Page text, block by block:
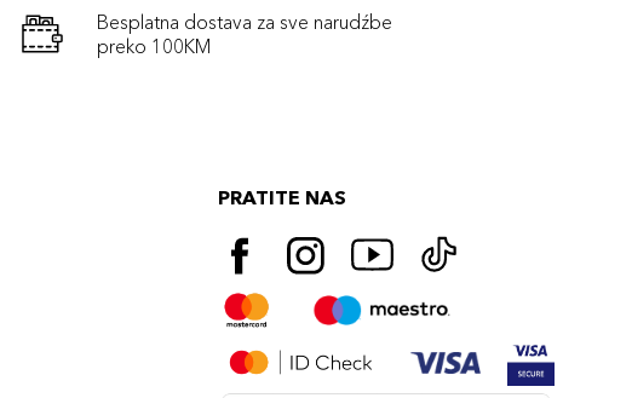
Besplatna dostava za sve narudźbe
preko 100KM
PRATITE NAS